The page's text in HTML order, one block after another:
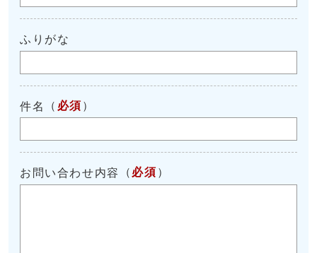
ふりがな
件名 （ 必須 ）
お問い合わせ内容 （ 必須 ）